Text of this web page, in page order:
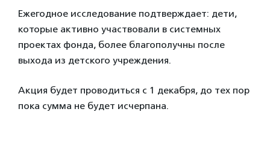
Ежегодное исследование подтверждает: дети,
которые активно участвовали в системных
проектах фонда, более благополучны после
выхода из детского учреждения.
Акция будет проводиться с 1 декабря, до тех пор
пока сумма не будет исчерпана.